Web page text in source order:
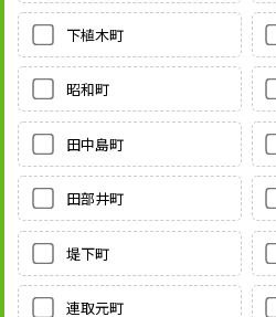
下植木町
昭和町
田中島町
田部井町
堤下町
連取元町